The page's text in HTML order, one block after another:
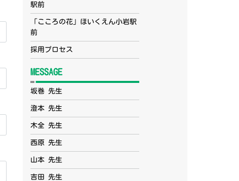
駅前
「こころの花」ほいくえん小岩駅
前
採用プロセス
MESSAGE
坂巻 先生
澄本 先生
木全 先生
西原 先生
山本 先生
吉田 先生